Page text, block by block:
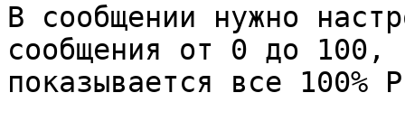
В сообщении нужно
сообщения от 0 до 100,
показывается все 100%